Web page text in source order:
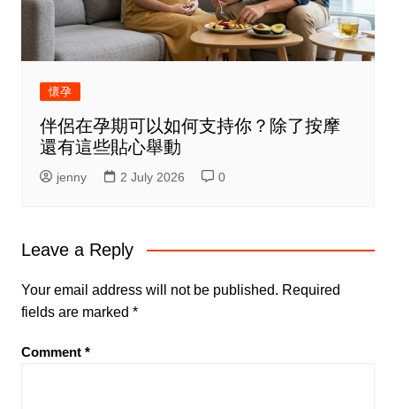
懷孕
伴侶在孕期可以如何支持你？除了按摩
還有這些貼心舉動
jenny 2 July 2026 0
Leave a Reply
Your email address will not be published. Required
fields are marked *
Comment *